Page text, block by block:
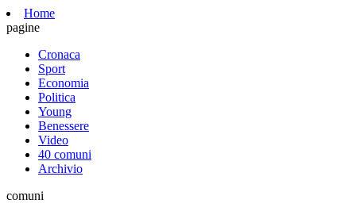
Home
pagine
Cronaca
Sport
Economia
Politica
Young
Benessere
Video
40 comuni
Archivio
comuni